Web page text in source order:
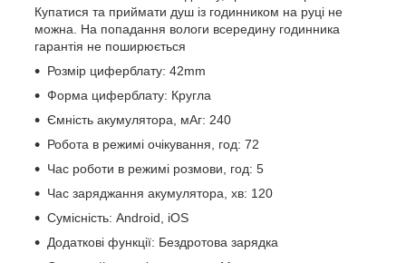
Купатися та приймати душ із годинником на руці не
можна. На попадання вологи всередину годинника
гарантія не поширюється
Розмір циферблату: 42mm
Форма циферблату: Кругла
Ємність акумулятора, мАг: 240
Робота в режимі очікування, год: 72
Час роботи в режимі розмови, год: 5
Час заряджання акумулятора, хв: 120
Сумісність: Android, iOS
Додаткові функції: Бездротова зарядка